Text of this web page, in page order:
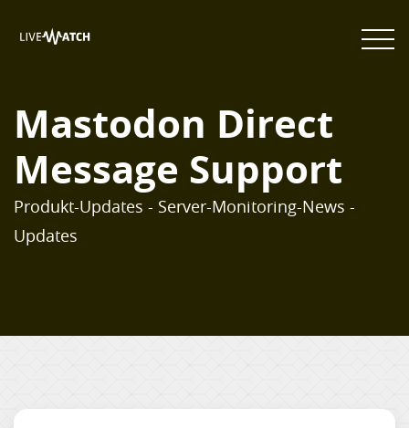
Mastodon Direct
Message Support
Produkt-Updates - Server-Monitoring-News -
Updates